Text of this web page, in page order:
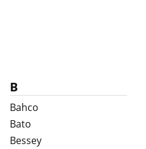
B
Bahco
Bato
Bessey